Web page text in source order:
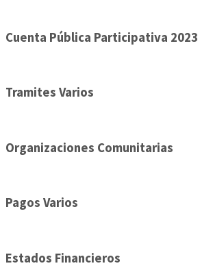
Cuenta Pública Participativa 2023
Tramites Varios
Organizaciones Comunitarias
Pagos Varios
Estados Financieros